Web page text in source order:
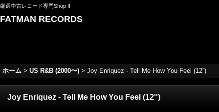
厳選中古レコード専門Shop !!
FATMAN RECORDS
ホーム > US R&B (2000〜) > Joy Enriquez - Tell Me How You Feel (12'')
Joy Enriquez - Tell Me How You Feel (12'')